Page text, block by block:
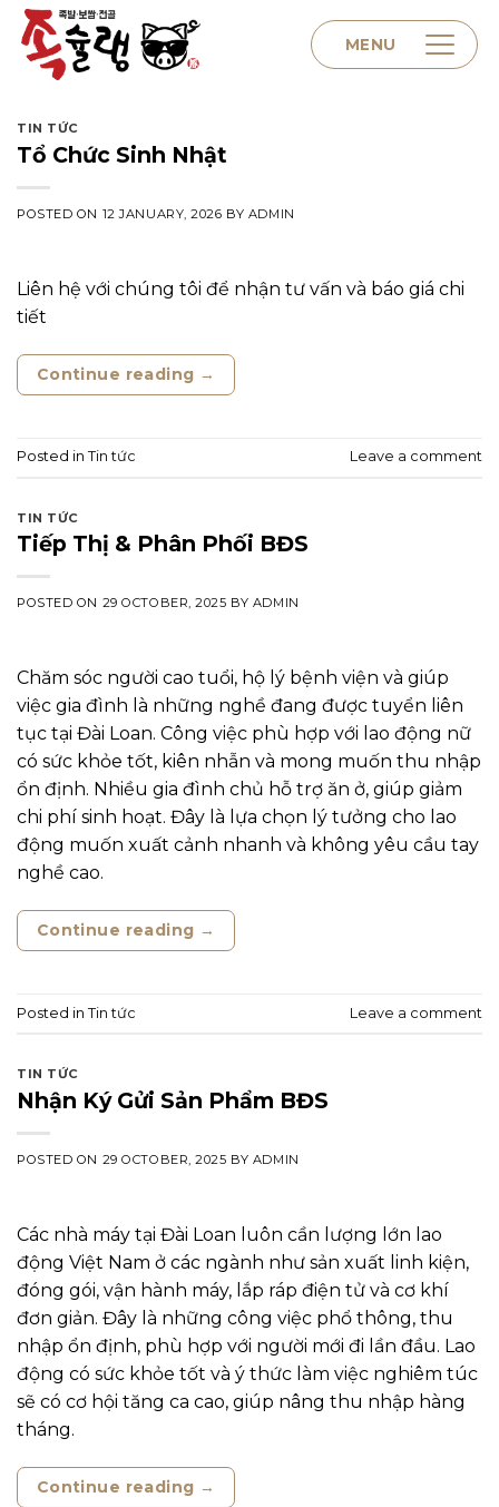
Skip
content
MENU
TIN TỨC
Tổ Chức Sinh Nhật
POSTED ON 12 JANUARY, 2026 BY ADMIN
Liên hệ với chúng tôi để nhận tư vấn và báo giá chi
tiết
Continue reading →
Posted in Tin tức Leave a comment
TIN TỨC
Tiếp Thị & Phân Phối BĐS
POSTED ON 29 OCTOBER, 2025 BY ADMIN
Chăm sóc người cao tuổi, hộ lý bệnh viện và giúp
việc gia đình là những nghề đang được tuyển liên
tục tại Đài Loan. Công việc phù hợp với lao động nữ
có sức khỏe tốt, kiên nhẫn và mong muốn thu nhập
ổn định. Nhiều gia đình chủ hỗ trợ ăn ở, giúp giảm
chi phí sinh hoạt. Đây là lựa chọn lý tưởng cho lao
động muốn xuất cảnh nhanh và không yêu cầu tay
nghề cao.
Continue reading →
Posted in Tin tức Leave a comment
TIN TỨC
Nhận Ký Gửi Sản Phẩm BĐS
POSTED ON 29 OCTOBER, 2025 BY ADMIN
Các nhà máy tại Đài Loan luôn cần lượng lớn lao
động Việt Nam ở các ngành như sản xuất linh kiện,
đóng gói, vận hành máy, lắp ráp điện tử và cơ khí
đơn giản. Đây là những công việc phổ thông, thu
nhập ổn định, phù hợp với người mới đi lần đầu. Lao
động có sức khỏe tốt và ý thức làm việc nghiêm túc
sẽ có cơ hội tăng ca cao, giúp nâng thu nhập hàng
tháng.
Continue reading →
About us
Menu